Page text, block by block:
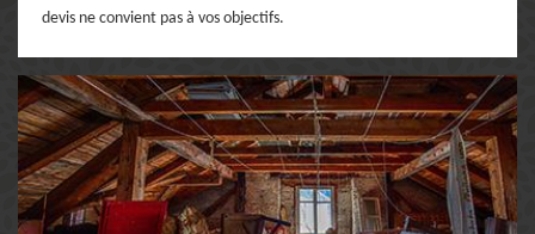
devis ne convient pas à vos objectifs.